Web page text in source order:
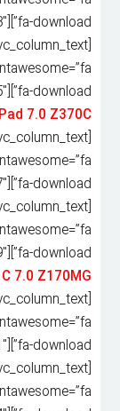
fa-download”][download id=”4205″][/vc_message]
7.0 Z370C
fa-download”][download id=”4209″][/vc_message]
7.0 Z170MG